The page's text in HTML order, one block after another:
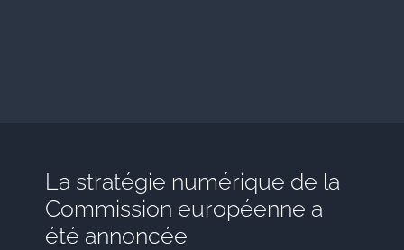
La stratégie numérique de la
Commission européenne a
été annoncée